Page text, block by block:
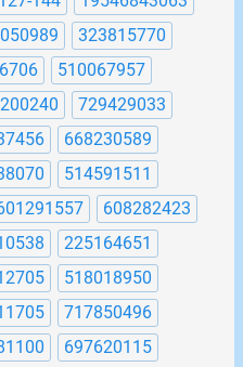
323815770
510067957
729429033
668230589
514591511
608282423
225164651
518018950
717850496
697620115